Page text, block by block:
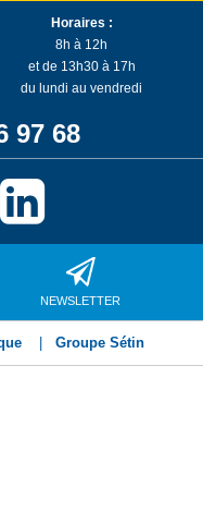
Horaires :
8h à 12h
et de 13h30 à 17h
du lundi au vendredi
97 68
NEWSLETTER
Groupe Sétin